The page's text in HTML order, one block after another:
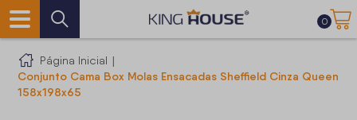
0
Página Inicial |
Conjunto Cama Box Molas Ensacadas Sheffield Cinza Queen
158x198x65